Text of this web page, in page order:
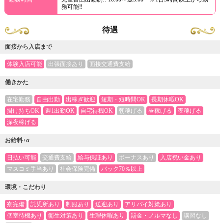
務可能‼
待遇
面接から入店まで
体験入店可能 出張面接あり 面接交通費支給
働きかた
在宅勤務 自由出勤 出稼ぎ歓迎 短期・短時間OK
長期休暇OK
掛け持ちOK
週1出勤OK 自宅待機OK 朝稼げる 昼稼げる
夜稼げる
深夜稼げる
お給料+α
日払い可能 交通費支給 給与保証あり ボーナスあり
入店祝い金あり
マスコミ手当あり
社会保険完備 バック70％以上
環境・こだわり
寮完備 託児所あり 制服あり 送迎あり
アリバイ対策あり
個室待機あり
衛生対策あり 生理休暇あり 罰金・ノルマなし
講習なし